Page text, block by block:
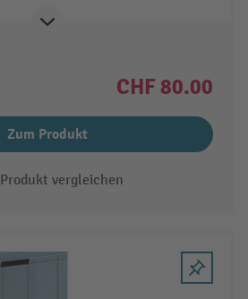
CHF 80.00
Zum Produkt
Produkt vergleichen